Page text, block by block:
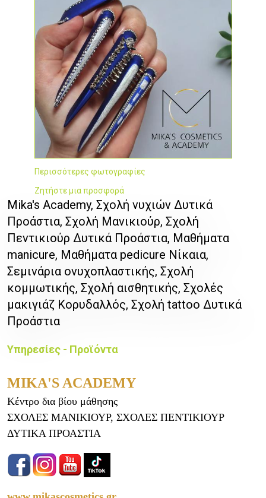
Περισσότερες φωτογραφίες
Ζητήστε μια προσφορά
Mika's Academy, Σχολή νυχιών Δυτικά
Προάστια, Σχολή Μανικιούρ, Σχολή
Πεντικιούρ Δυτικά Προάστια, Μαθήματα
manicure, Μαθήματα pedicure Νίκαια,
Σεμινάρια ονυχοπλαστικής, Σχολή
κομμωτικής, Σχολή αισθητικής, Σχολές
μακιγιάζ Κορυδαλλός, Σχολή tattoo Δυτικά
Προάστια
Υπηρεσίες - Προϊόντα
MIKA'S ACADEMY
Κέντρο δια βίου μάθησης
ΣΧΟΛΕΣ ΜΑΝΙΚΙΟΥΡ, ΣΧΟΛΕΣ ΠΕΝΤΙΚΙΟΥΡ
ΔΥΤΙΚΑ ΠΡΟΑΣΤΙΑ